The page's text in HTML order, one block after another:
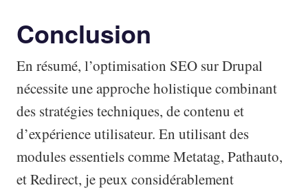
Conclusion
En résumé, l’optimisation SEO sur Drupal
nécessite une approche holistique combinant
des stratégies techniques, de contenu et
d’expérience utilisateur. En utilisant des
modules essentiels comme Metatag, Pathauto,
et Redirect, je peux considérablement